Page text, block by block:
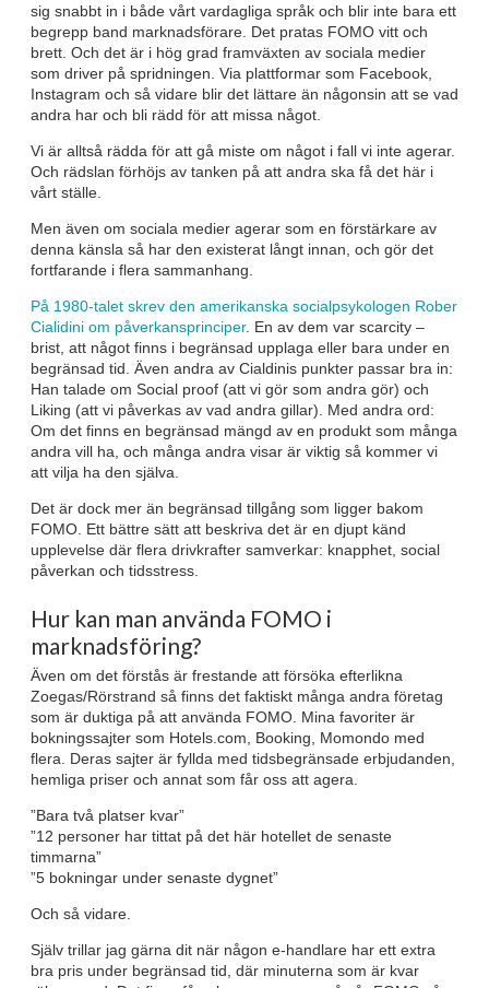
sig snabbt in i både vårt vardagliga språk och blir inte bara ett
begrepp band marknadsförare. Det pratas FOMO vitt och
brett. Och det är i hög grad framväxten av sociala medier
som driver på spridningen. Via plattformar som Facebook,
Instagram och så vidare blir det lättare än någonsin att se vad
andra har och bli rädd för att missa något.
Vi är alltså rädda för att gå miste om något i fall vi inte agerar.
Och rädslan förhöjs av tanken på att andra ska få det här i
vårt ställe.
Men även om sociala medier agerar som en förstärkare av
denna känsla så har den existerat långt innan, och gör det
fortfarande i flera sammanhang.
På 1980-talet skrev den amerikanska socialpsykologen Rober
Cialidini om påverkansprinciper. En av dem var scarcity –
brist, att något finns i begränsad upplaga eller bara under en
begränsad tid. Även andra av Cialdinis punkter passar bra in:
Han talade om Social proof (att vi gör som andra gör) och
Liking (att vi påverkas av vad andra gillar). Med andra ord:
Om det finns en begränsad mängd av en produkt som många
andra vill ha, och många andra visar är viktig så kommer vi
att vilja ha den själva.
Det är dock mer än begränsad tillgång som ligger bakom
FOMO. Ett bättre sätt att beskriva det är en djupt känd
upplevelse där flera drivkrafter samverkar: knapphet, social
påverkan och tidsstress.
Hur kan man använda FOMO i
marknadsföring?
Även om det förstås är frestande att försöka efterlikna
Zoegas/Rörstrand så finns det faktiskt många andra företag
som är duktiga på att använda FOMO. Mina favoriter är
bokningssajter som Hotels.com, Booking, Momondo med
flera. Deras sajter är fyllda med tidsbegränsade erbjudanden,
hemliga priser och annat som får oss att agera.
”Bara två platser kvar”
”12 personer har tittat på det här hotellet de senaste
timmarna”
”5 bokningar under senaste dygnet”
Och så vidare.
Själv trillar jag gärna dit när någon e-handlare har ett extra
bra pris under begränsad tid, där minuterna som är kvar